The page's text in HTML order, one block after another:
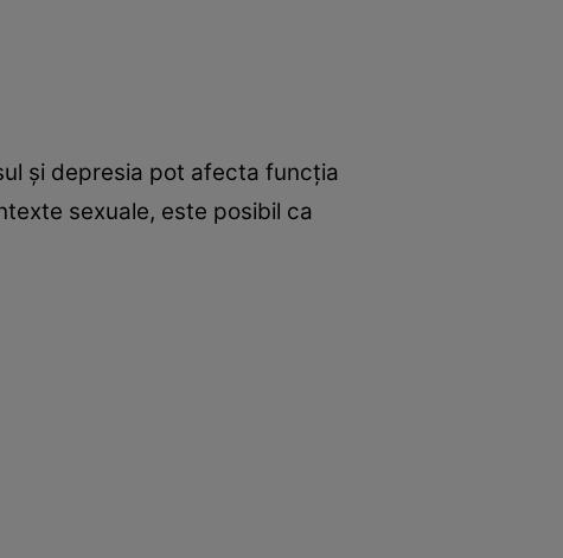
și depresia pot afecta funcția
sexuale, este posibil ca